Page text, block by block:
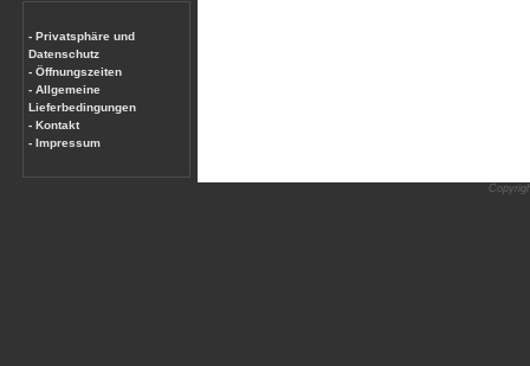
- Privatsphäre und
Datenschutz
- Öffnungszeiten
- Allgemeine
Lieferbedingungen
- Kontakt
- Impressum